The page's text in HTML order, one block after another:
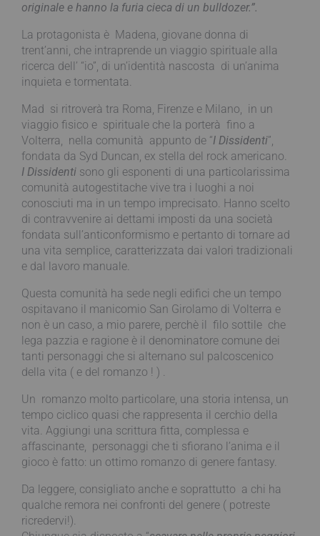
originale e hanno la furia cieca di un bulldozer.”.
La protagonista è Madena, giovane donna di
trent’anni, che intraprende un viaggio spirituale alla
ricerca dell’ “io”, di un’identità nascosta di un’anima
inquieta e tormentata.
Mad si ritroverà tra Roma, Firenze e Milano, in un
viaggio fisico e spirituale che la porterà fino a
Volterra, nella comunità appunto de “I Dissidenti”,
fondata da Syd Duncan, ex stella del rock americano.
I Dissidenti sono gli esponenti di una particolarissima
comunità autogestitache vive tra i luoghi a noi
conosciuti ma in un tempo imprecisato. Hanno scelto
di contravvenire ai dettami imposti da una società
fondata sull’anticonformismo e pertanto di tornare ad
una vita semplice, caratterizzata dai valori tradizionali
e dal lavoro manuale.
Questa comunità ha sede negli edifici che un tempo
ospitavano il manicomio San Girolamo di Volterra e
non è un caso, a mio parere, perchè il filo sottile che
lega pazzia e ragione è il denominatore comune dei
tanti personaggi che si alternano sul palcoscenico
della vita ( e del romanzo ! ) .
Un romanzo molto particolare, una storia intensa, un
tempo ciclico quasi che rappresenta il cerchio della
vita. Aggiungi una scrittura fitta, complessa e
affascinante, personaggi che ti sfiorano l’anima e il
gioco è fatto: un ottimo romanzo di genere fantasy.
Da leggere, consigliato anche e soprattutto a chi ha
qualche remora nei confronti del genere ( potreste
ricredervi!).